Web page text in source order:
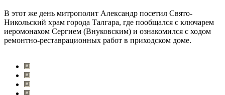
В этот же день митрополит Александр посетил Свято-
Никольский храм города Талгара, где пообщался с ключарем
иеромонахом Сергием (Внуковским) и ознакомился с ходом
ремонтно-реставрационных работ в приходском доме.